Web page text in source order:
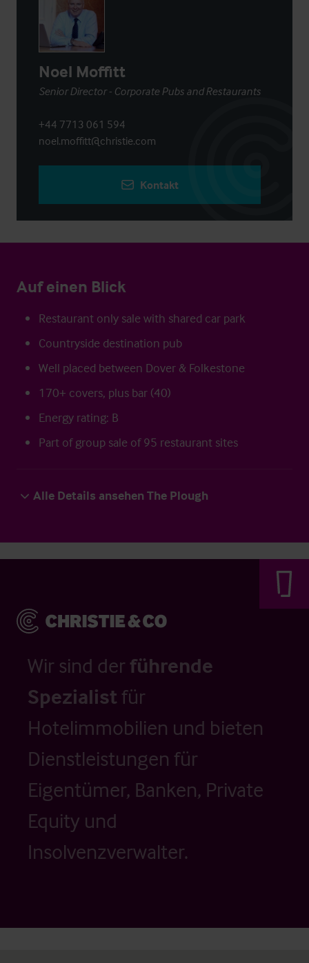
Noel Moffitt
Senior Director - Corporate Pubs and Restaurants
+44 7713 061 594
noel.moffitt@christie.com
Kontakt
Auf einen Blick
Restaurant only sale with shared car park
Countryside destination pub
Well placed between Dover & Folkestone
170+ covers, plus bar (40)
Energy rating: B
Part of group sale of 95 restaurant sites
Alle Details ansehen The Plough
Wir sind der führende
Spezialistfür
Hotelimmobilien und bieten
Dienstleistungen für
Eigentümer, Banken, Private
Equity und
Insolvenzverwalter.